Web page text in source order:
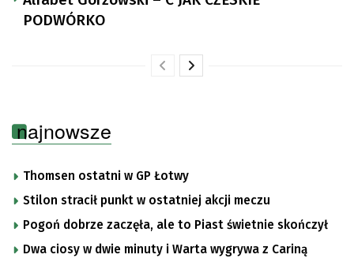
PODWÓRKO
najnowsze
Thomsen ostatni w GP Łotwy
Stilon stracił punkt w ostatniej akcji meczu
Pogoń dobrze zaczęła, ale to Piast świetnie skończył
Dwa ciosy w dwie minuty i Warta wygrywa z Cariną